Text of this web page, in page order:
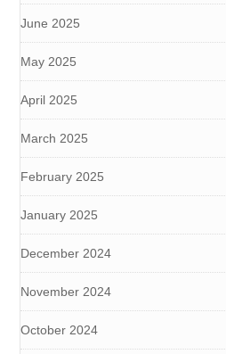
June 2025
May 2025
April 2025
March 2025
February 2025
January 2025
December 2024
November 2024
October 2024